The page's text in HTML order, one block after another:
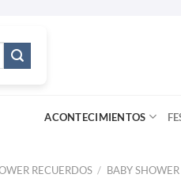
ACONTECIMIENTOS
RECUERDOS / BABY